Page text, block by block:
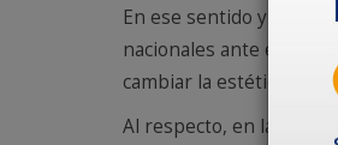
En ese sentido y
nacionales ante el
cambiar la estética de
Al respecto, en las